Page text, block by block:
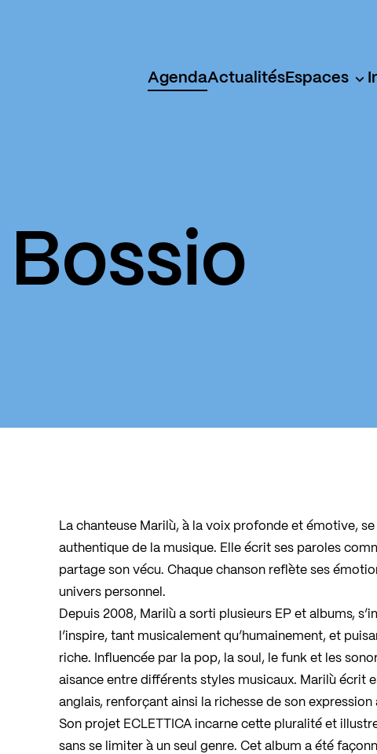
AgendaActualitésEspaces
La chanteuse Marilù, à la voix profonde et émotive,
authentique de la musique. Elle écrit ses paroles
partage son vécu. Chaque chanson reflète ses
univers personnel.
Depuis 2008, Marilù a sorti plusieurs EP et albums,
l’inspire, tant musicalement qu’humainement, et
riche. Influencée par la pop, la soul, le funk et les
aisance entre différents styles musicaux. Marilù écrit
anglais, renforçant ainsi la richesse de son expression
Son projet ECLETTICA incarne cette pluralité et
sans se limiter à un seul genre. Cet album a été